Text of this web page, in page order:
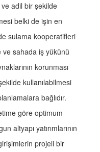
adil bir şekilde
belki de işin en
sulama kooperatifleri
sahada iş yükünü
korunması
kullanılabilmesi
bağlıdır.
göre optimum
altyapı yatırımlarının
projeli bir